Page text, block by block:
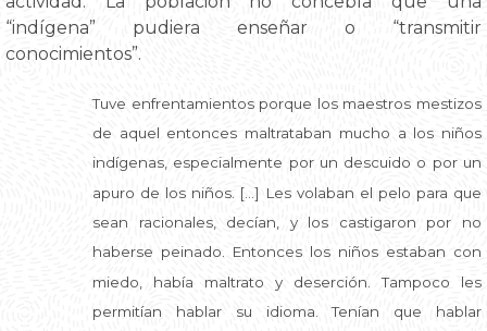
“indígena” pudiera enseñar o “transmitir
conocimientos”.
Tuve enfrentamientos porque los maestros mestizos
de aquel entonces maltrataban mucho a los niños
indígenas, especialmente por un descuido o por un
apuro de los niños. […] Les volaban el pelo para que
sean racionales, decían, y los castigaron por no
haberse peinado. Entonces los niños estaban con
miedo, había maltrato y deserción. Tampoco les
permitían hablar su idioma. Tenían que hablar